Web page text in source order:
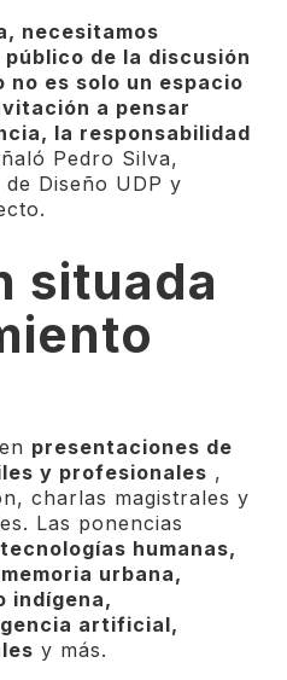
necesitamos
de la discusión
es solo un espacio
a pensar
la responsabilidad
Pedro Silva,
Diseño UDP y
situada
presentaciones de
y profesionales ,
charlas magistrales y
Las ponencias
tecnologías humanas,
urbana,
indígena,
artificial,
y más.